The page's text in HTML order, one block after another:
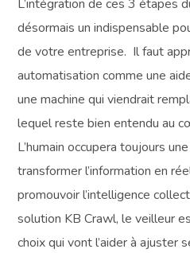
L’intégration de ces 3 étapes
désormais un indispensable
de votre entreprise. Il faut
automatisation comme une
une machine qui viendrait
lequel reste bien entendu au
L’humain occupera toujours
transformer l’information en
promouvoir l’intelligence
solution KB Crawl, le veilleur
choix qui vont l’aider à ajuster